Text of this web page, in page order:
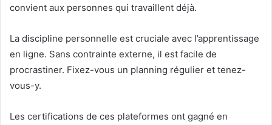
convient aux personnes qui travaillent déjà.
La discipline personnelle est cruciale avec l’apprentissage
en ligne. Sans contrainte externe, il est facile de
procrastiner. Fixez-vous un planning régulier et tenez-
vous-y.
Les certifications de ces plateformes ont gagné en